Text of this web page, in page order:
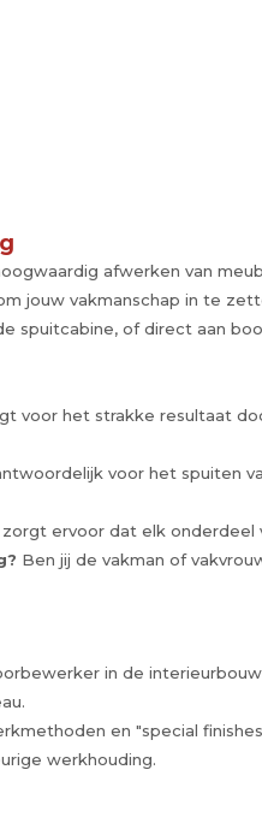
afwerken van
jouw vakmanschap in te
spuitcabine, of direct aan
voor het strakke resultaat
voor het spuiten
zorgt ervoor dat elk onderdeel
Ben jij de vakman of
in de
en "special
werkhouding.